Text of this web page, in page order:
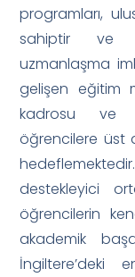
programları,
sahiptir ve
uzmanlaşma
gelişen eğitim
kadrosu ve
öğrencilere üst
destekleyici
öğrencilerin
akademik
İngiltere’deki